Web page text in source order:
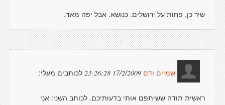
שיר כן, פחות על ירושלים. כנושא. אבל יפה מאד.
שמיים ודם 17/2/2009 23:26:28 לכותבים מעלי:
ראשית תודה ששיתפם אותי בדעותיכם. לכותב השני: אני